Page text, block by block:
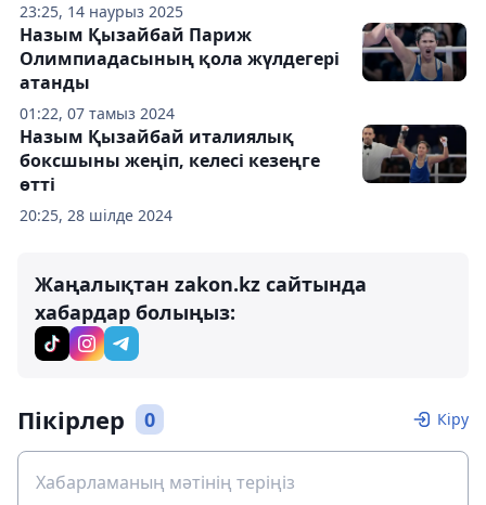
23:25, 14 наурыз 2025
01:22, 07 тамыз 2024
Назым Қызайбай Париж
Олимпиадасының қола жүлдегері
атанды
20:25, 28 шілде 2024
Назым Қызайбай италиялық
боксшыны жеңіп, келесі кезеңге
өтті
Жаңалықтан zakon.kz сайтында
хабардар болыңыз:
Пікірлер 0 Кіру